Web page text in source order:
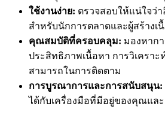
ใช้งานง่าย: ตรวจสอบให้แน่ใจว่า
สำหรับนักการตลาดและผู้สร้างเ
คุณสมบัติที่ครอบคลุม: มองหากา
ประสิทธิภาพเนื้อหา การวิเครา
สามารถในการติดตาม
การบูรณาการและการสนับสนุน:
ได้กับเครื่องมือที่มีอยู่ของคุณแล